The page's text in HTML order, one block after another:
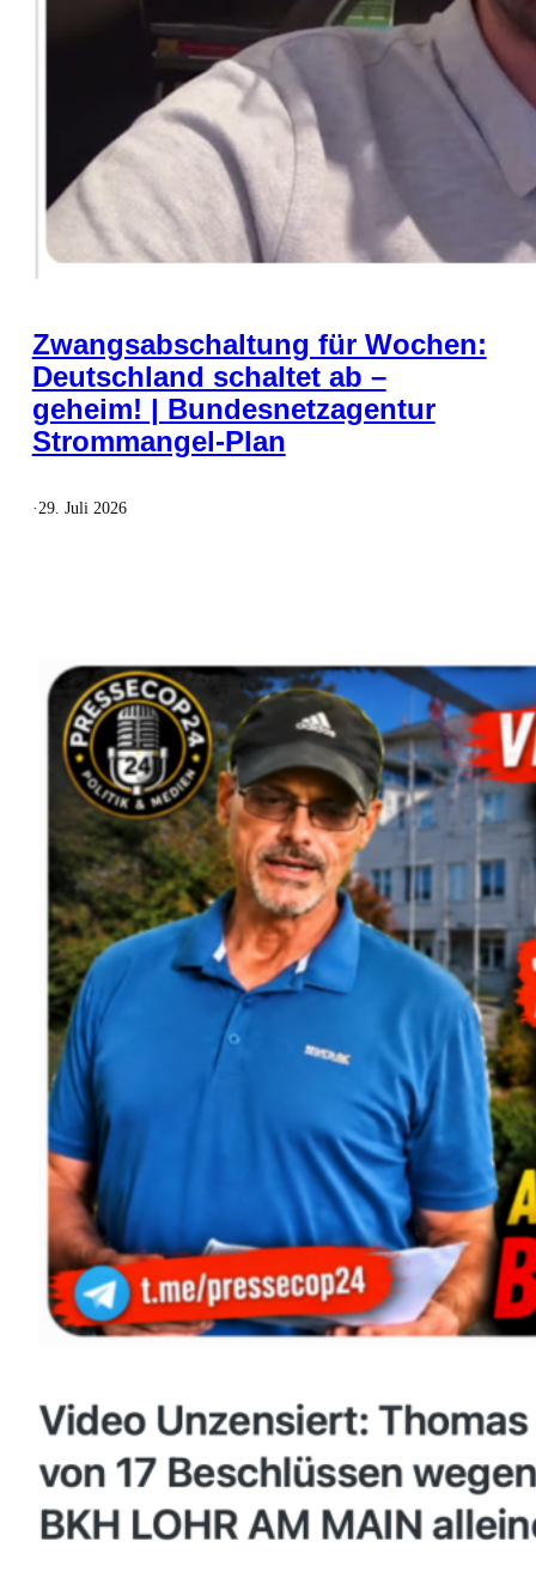
Zwangsabschaltung für Wochen:
Deutschland schaltet ab –
geheim! | Bundesnetzagentur
Strommangel-Plan
·29. Juli 2026